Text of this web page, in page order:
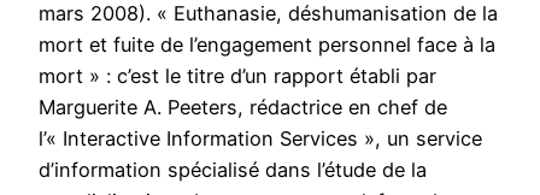
mars 2008). « Euthanasie, déshumanisation de la
mort et fuite de l’engagement personnel face à la
mort » : c’est le titre d’un rapport établi par
Marguerite A. Peeters, rédactrice en chef de
l’« Interactive Information Services », un service
d’information spécialisé dans l’étude de la